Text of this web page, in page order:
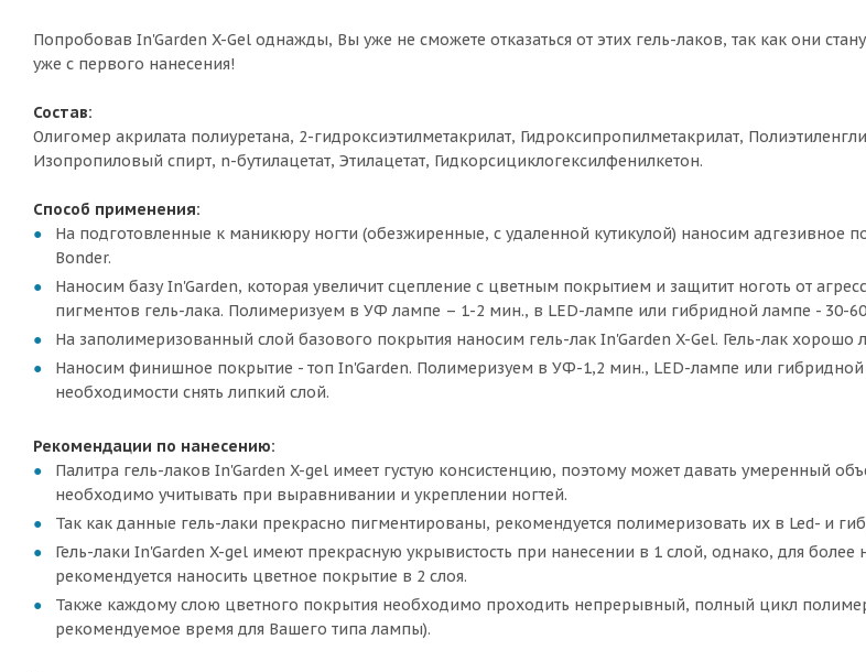
Попробовав In'Garden X-Gel однажды, Вы уже не сможете отказаться от этих гель-лаков, так как они
уже с первого нанесения!
Состав:
Олигомер акрилата полиуретана, 2-гидроксиэтилметакрилат, Гидроксипропилметакрилат,
Изопропиловый спирт, n-бутилацетат, Этилацетат, Гидкорсициклогексилфенилкетон.
Способ применения:
На подготовленные к маникюру ногти (обезжиренные, с удаленной кутикулой) наносим адгезивное
Bonder.
Наносим базу In'Garden, которая увеличит сцепление с цветным покрытием и защитит ноготь от
пигментов гель-лака. Полимеризуем в УФ лампе – 1-2 мин., в LED-лампе или гибридной лампе - 30-
На заполимеризованный слой базового покрытия наносим гель-лак In'Garden X-Gel. Гель-лак хорошо
Наносим финишное покрытие - топ In'Garden. Полимеризуем в УФ-1,2 мин., LED-лампе или гибридной
необходимости снять липкий слой.
Рекомендации по нанесению:
Палитра гель-лаков In'Garden X-gel имеет густую консистенцию, поэтому может давать умеренный
необходимо учитывать при выравнивании и укреплении ногтей.
Так как данные гель-лаки прекрасно пигментированы, рекомендуется полимеризовать их в Led- и
Гель-лаки In'Garden X-gel имеют прекрасную укрывистость при нанесении в 1 слой, однако, для более
рекомендуется наносить цветное покрытие в 2 слоя.
Также каждому слою цветного покрытия необходимо проходить непрерывный, полный цикл
рекомендуемое время для Вашего типа лампы).